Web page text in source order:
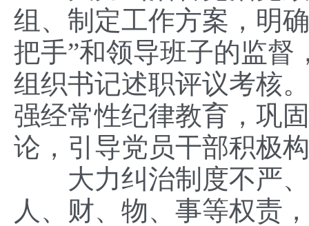
组、制定工作方案，明
把手”和领导班子的监督
组织书记述职评议考核
强经常性纪律教育，巩
论，引导党员干部积极
大力纠治制度不严、
人、财、物、事等权责